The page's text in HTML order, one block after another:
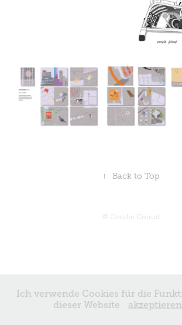
↑ Back to Top
© Coralie Giraud
Ich verwende Cookies für die
dieser Website
akzeptieren